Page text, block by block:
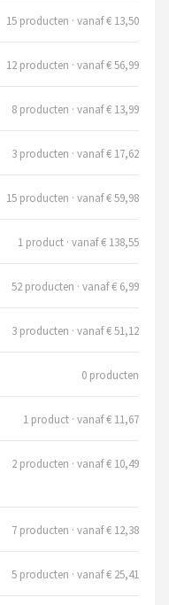
15 producten · vanaf € 13,50
12 producten · vanaf € 56,99
8 producten · vanaf € 13,99
3 producten · vanaf € 17,62
15 producten · vanaf € 59,98
1 product · vanaf € 138,55
52 producten · vanaf € 6,99
3 producten · vanaf € 51,12
0 producten
1 product · vanaf € 11,67
2 producten · vanaf € 10,49
7 producten · vanaf € 12,38
5 producten · vanaf € 25,41